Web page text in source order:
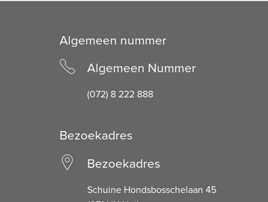
Algemeen nummer
Algemeen Nummer
(072) 8 222 888
Bezoekadres
Bezoekadres
Schuine Hondsbosschelaan 45